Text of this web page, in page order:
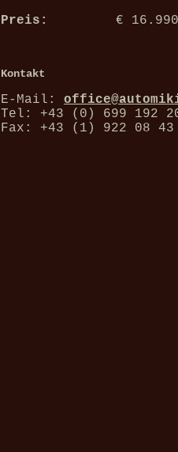
Preis:
€
Kontakt
E-Mail:
Tel: +43 (0) 699 192
Fax: +43 (1) 922 08 43